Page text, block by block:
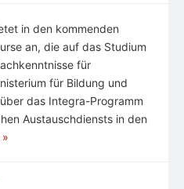
in den kommenden
an, die auf das Studium
für
für Bildung und
das Integra-Programm
Austauschdiensts in den